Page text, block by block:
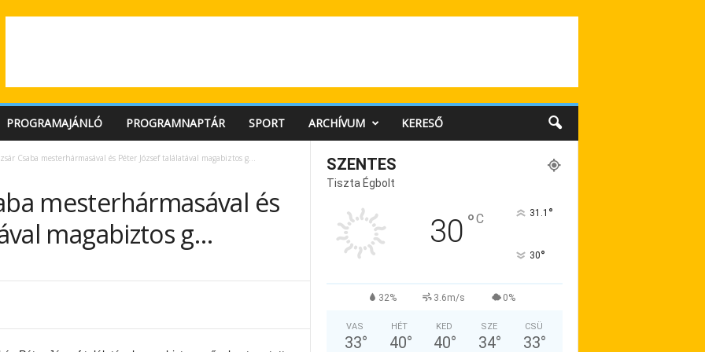
PROGRAMAJÁNLÓ PROGRAMNAPTÁR SPORT ARCHÍVUM KERESŐ
Csaba mesterhármasával és Péter József találatával magabiztos g…
mesterhármasával és
magabiztos g…
SZENTES
Tiszta Égbolt
30 °C 31.1 °
30°
32% 3.6m/s 0%
VAS
33°
HÉT
40°
KED
40°
SZE
34°
CSÜ
33°